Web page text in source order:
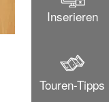
Inserieren
Touren-Tipps